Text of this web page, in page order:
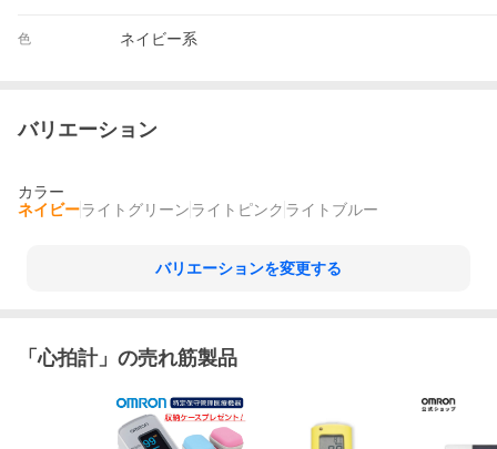
色 ネイビー系
バリエーション
カラー
ネイビーライトグリーンライトピンク ライトブルー
バリエーションを変更する
「心拍計」の売れ筋製品